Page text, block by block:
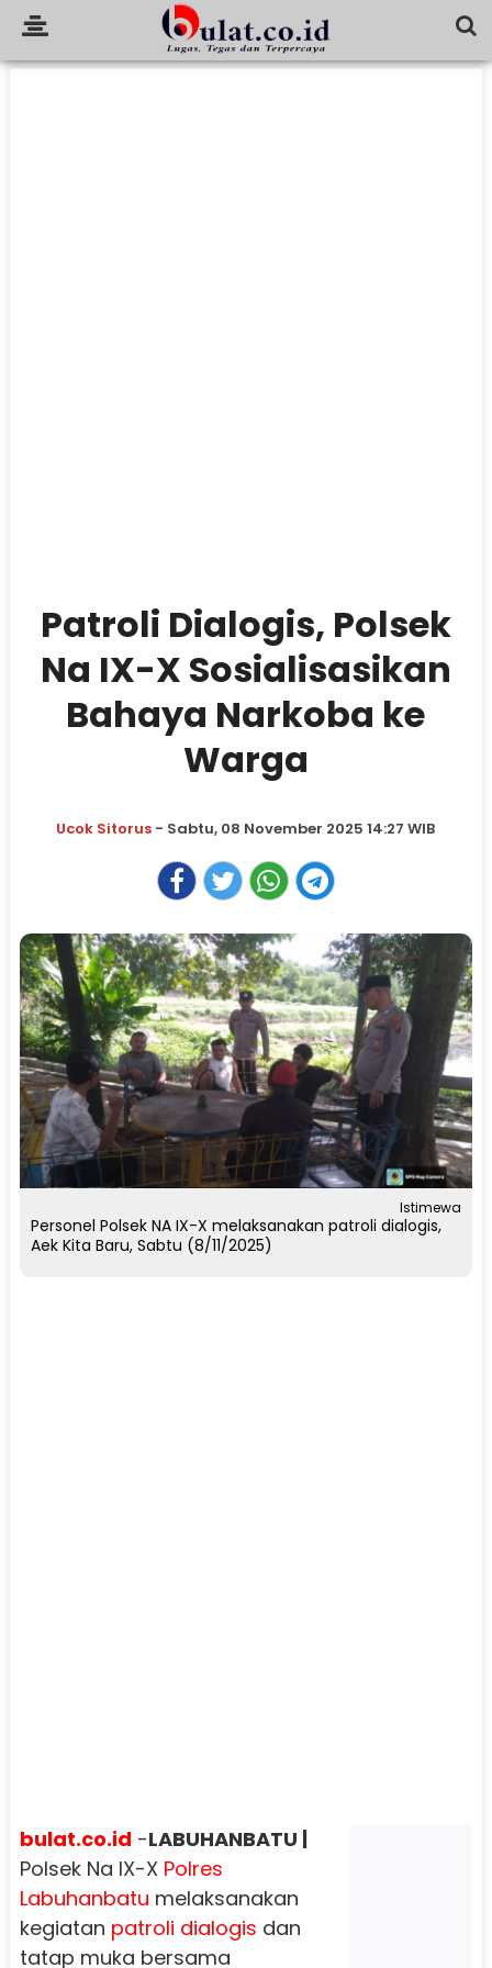
Patroli Dialogis, Polsek
Na IX-X Sosialisasikan
Bahaya Narkoba ke
Warga
Ucok Sitorus - Sabtu, 08 November 2025 14:27 WIB
Istimewa
Personel Polsek NA IX-X melaksanakan patroli dialogis,
Aek Kita Baru, Sabtu (8/11/2025)
bulat.co.id -LABUHANBATU |
Polsek Na IX-XPolres
Labuhanbatu melaksanakan
kegiatan patroli dialogis dan
tatap muka bersama